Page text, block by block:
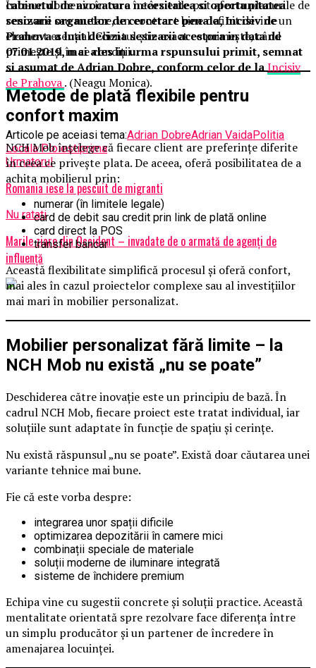
cabinetul de avocatura necesitatea si oportunitatea
sesizarii organelor de cercetare penala, Incisiv de
Prahova a luat decizia sesizarii acestora in data de
07.01.2019, mai ales in urma rspunsului primit, semnat
si asumat de Adrian Dobre, conform celor de laIncisiv
de Prahova. (Neagu Monica).
Articole pe aceiasi tema:Adrian DobreAdrian VaidaPolitia
Locala Ploiestiprima
Urmatorul
Romania iese la pescuit de migranti
Nu ratati
Marile ziare din Occident – invadate de o armată de agenţi de
influenţă
Într-un domeniu în care întârzierile pot afecta planurile de
renovare sau mutare, un contract bine definit devine un
element esențial. Clientul știe exact ce primește, când
primește și în ce condiții.
Metode de plată flexibile pentru
confort maxim
NCH Mob înțelege că fiecare client are preferințe diferite
în ceea ce privește plata. De aceea, oferă posibilitatea de a
achita mobilierul prin:
numerar (în limitele legale)
card de debit sau credit prin link de plată online
card direct la POS
transfer bancar
Această flexibilitate simplifică procesul și oferă confort,
mai ales în cazul proiectelor complexe sau al investițiilor
mai mari în mobilier personalizat.
Mobilier personalizat fără limite – la
NCH Mob nu există „nu se poate”
Deschiderea către inovație este un principiu de bază. În
cadrul NCH Mob, fiecare proiect este tratat individual, iar
soluțiile sunt adaptate în funcție de spațiu și cerințe.
Nu există răspunsul „nu se poate”. Există doar căutarea unei
variante tehnice mai bune.
Fie că este vorba despre:
integrarea unor spații dificile
optimizarea depozitării în camere mici
combinații speciale de materiale
soluții moderne de iluminare integrată
sisteme de închidere premium
Echipa vine cu sugestii concrete și soluții practice. Această
mentalitate orientată spre rezolvare face diferența între
un simplu producător și un partener de încredere în
amenajarea locuinței.